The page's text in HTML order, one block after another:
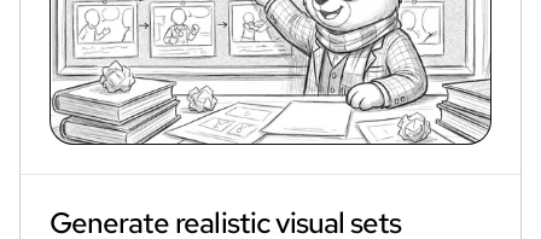
Generate realistic visual sets